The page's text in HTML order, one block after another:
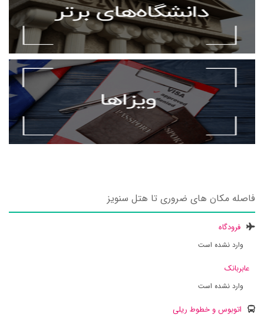
فاصله مکان های ضروری تا هتل سنویز
فرودگاه
وارد نشده است
عابربانک
وارد نشده است
اتوبوس و خطوط ریلی